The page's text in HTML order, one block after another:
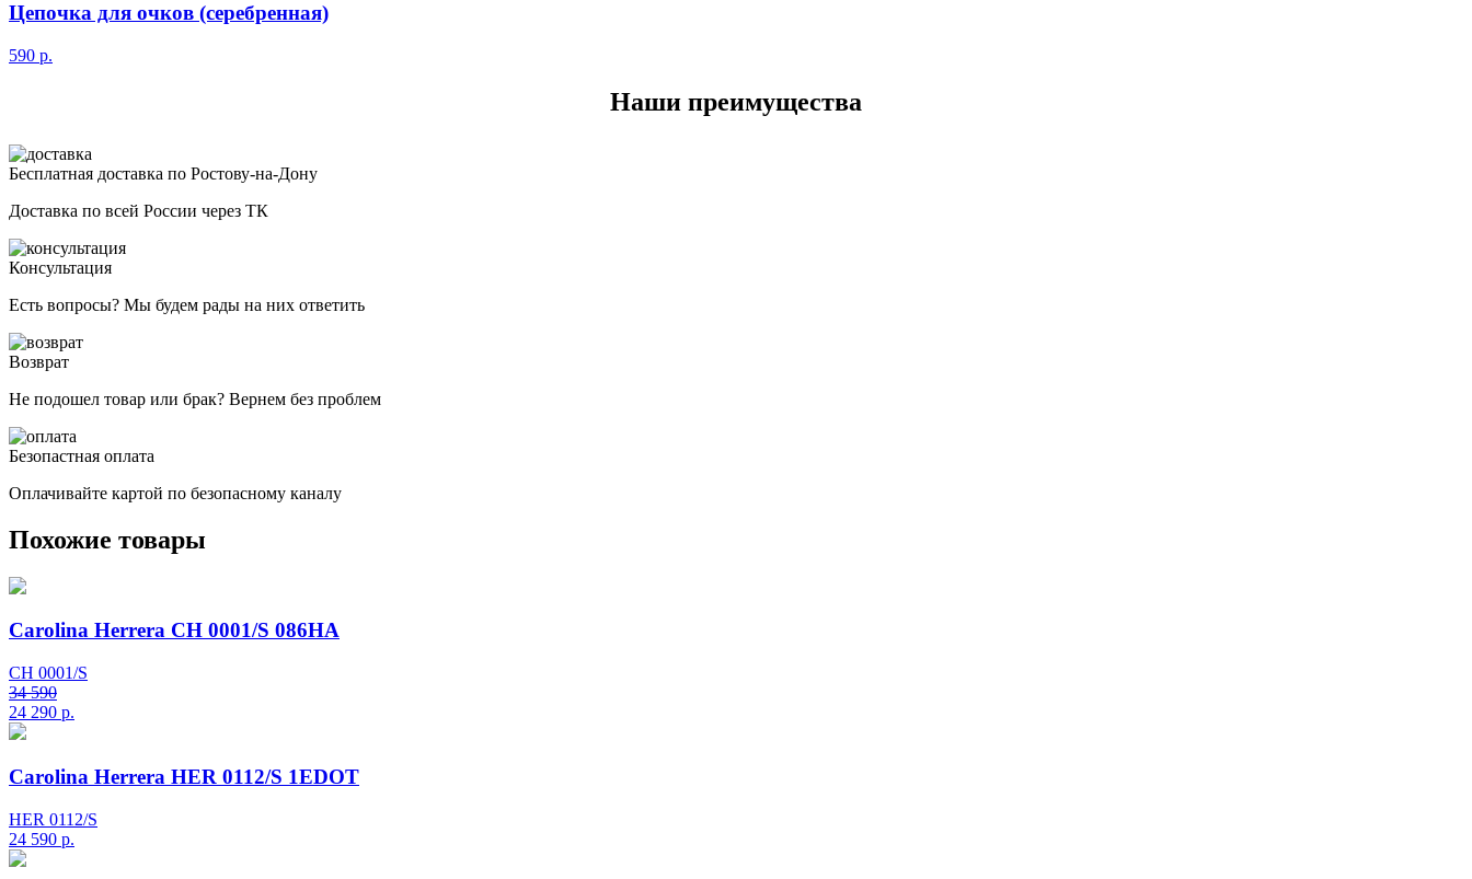
Цепочка для очков (серебренная)
590 р.
Наши преимущества
Бесплатная доставка по Ростову-на-Дону
Доставка по всей России через ТК
Консультация
Есть вопросы? Мы будем рады на них ответить
Возврат
Не подошел товар или брак? Вернем без проблем
Безопастная оплата
Оплачивайте картой по безопасному каналу
Похожие товары
Carolina Herrera CH 0001/S 086HA
CH 0001/S
34 590
24 290 р.
Carolina Herrera HER 0112/S 1EDOT
HER 0112/S
24 590 р.